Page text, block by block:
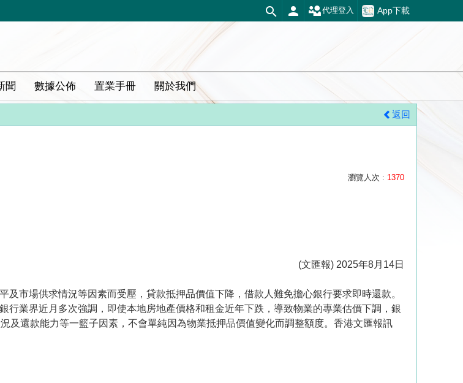
App下載
代理登入
聞 數據公佈 置業手冊 關於我們
返回
瀏覽人次 : 1370
(文匯報) 2025年8月14日
及市場供求情況等因素而受壓，貸款抵押品價值下降，借款人難免擔心銀行要求即時還款。
行業界近月多次強調，即使本地房地產價格和租金近年下跌，導致物業的專業估價下調，銀
及還款能力等一籃子因素，不會單純因為物業抵押品價值變化而調整額度。香港文匯報訊